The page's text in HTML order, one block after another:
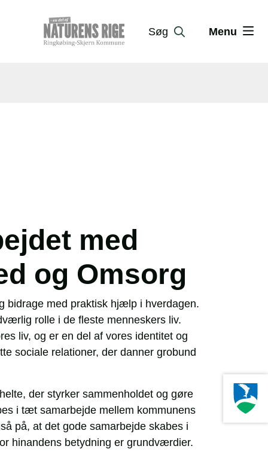
Søg Menu
med
og Omsorg
bidrage med praktisk hjælp i hverdagen.
rolle i de fleste menneskers liv.
liv, og er en del af vores identitet og
sociale relationer, der danner grobund
der styrker sammenholdet og gøre
i tæt samarbejde mellem kommunens
på, at det gode samarbejde skabes i
hinandens betydning er grundværdier.